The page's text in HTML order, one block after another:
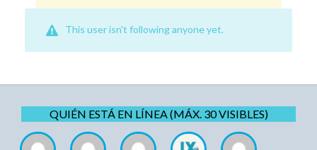
This user isn't following anyone yet.
QUIÉN ESTÁ EN LÍNEA (MÁX. 30 VISIBLES)